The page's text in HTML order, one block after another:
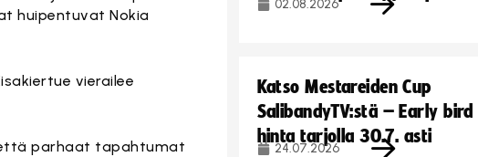
huipentuvat Nokia
vierailee
että parhaat tapahtumat
02.08.2026
Katso Mestareiden Cup
SalibandyTV:stä – Early
hinta tarjolla 30.7. asti
24.07.2026